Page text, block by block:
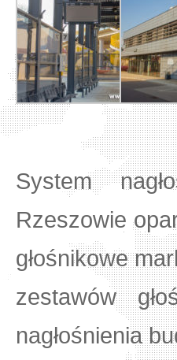
System
Rzeszowie
głośnikowe
zestawów
nagłośnienia